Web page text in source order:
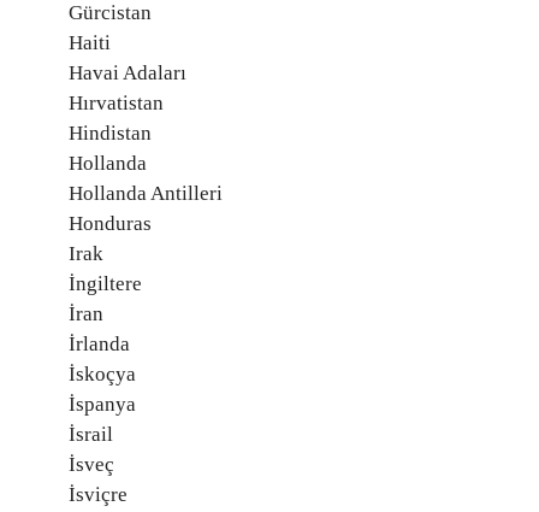
Gürcistan
Haiti
Havai Adaları
Hırvatistan
Hindistan
Hollanda
Hollanda Antilleri
Honduras
Irak
İngiltere
İran
İrlanda
İskoçya
İspanya
İsrail
İsveç
İsviçre